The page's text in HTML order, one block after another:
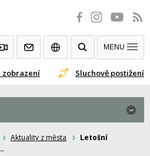
zobrazení Sluchově postižení
MENU
Aktuality z města
Letošní